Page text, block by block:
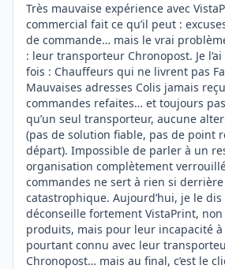
Très mauvaise expérience avec
commercial fait ce qu’il peut :
de commande… mais le vrai
: leur transporteur Chronopost. Je
fois : Chauffeurs qui ne livrent pas
Mauvaises adresses Colis jamais
commandes refaites… et toujours pas
qu’un seul transporteur, aucune
(pas de solution fiable, pas de point
départ). Impossible de parler à un
organisation complètement
commandes ne sert à rien si
catastrophique. Aujourd’hui, je le
déconseille fortement VistaPrint,
produits, mais pour leur incapacité
pourtant connu avec leur
Chronopost… mais au final, c’est le